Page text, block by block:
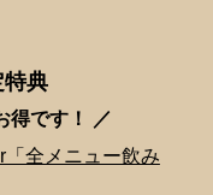
典
得です！ ／
「全メニュー飲み